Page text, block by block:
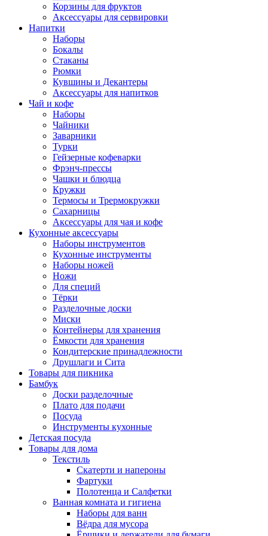
Корзины для фруктов
Аксессуары для сервировки
Напитки
Наборы
Бокалы
Стаканы
Рюмки
Кувшины и Декантеры
Аксессуары для напитков
Чай и кофе
Наборы
Чайники
Заварники
Турки
Гейзерные кофеварки
Фрэнч-прессы
Чашки и блюдца
Кружки
Термосы и Трермокружки
Сахарницы
Аксессуары для чая и кофе
Кухонные аксессуары
Наборы инструментов
Кухонные инструменты
Наборы ножей
Ножи
Для специй
Тёрки
Разделочные доски
Миски
Контейнеры для хранения
Ёмкости для хранения
Кондитерские принадлежности
Друшлаги и Сита
Товары для пикника
Бамбук
Доски разделочные
Плато для подачи
Посуда
Инструменты кухонные
Детская посуда
Товары для дома
Текстиль
Скатерти и напероны
Фартуки
Полотенца и Салфетки
Ванная комната и гигиена
Наборы для ванн
Вёдра для мусора